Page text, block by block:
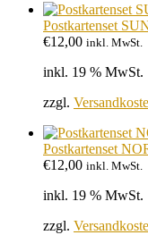
Postkartenset
€12,00 inkl. MwSt.
inkl. 19 % MwSt.
zzgl.
Postkartenset
€12,00 inkl. MwSt.
inkl. 19 % MwSt.
zzgl.